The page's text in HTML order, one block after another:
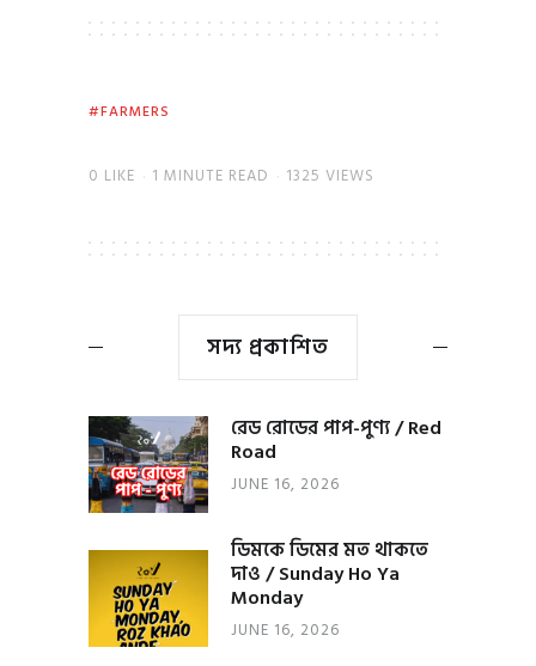
FARMERS
0 LIKE 1 MINUTE READ 1325 VIEWS
সদ্য প্রকাশিত
রেড রোডের পাপ-পুণ্য / Red
Road
JUNE 16, 2026
ডিমকে ডিমের মত থাকতে
দাও / Sunday Ho Ya
Monday
JUNE 16, 2026